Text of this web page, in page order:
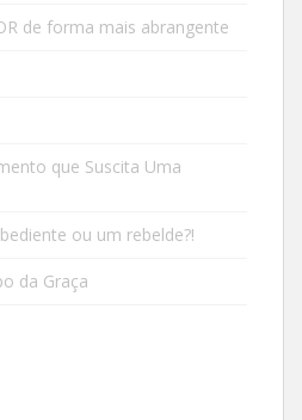
de forma mais abrangente
que Suscita Uma
ou um rebelde?!
da Graça